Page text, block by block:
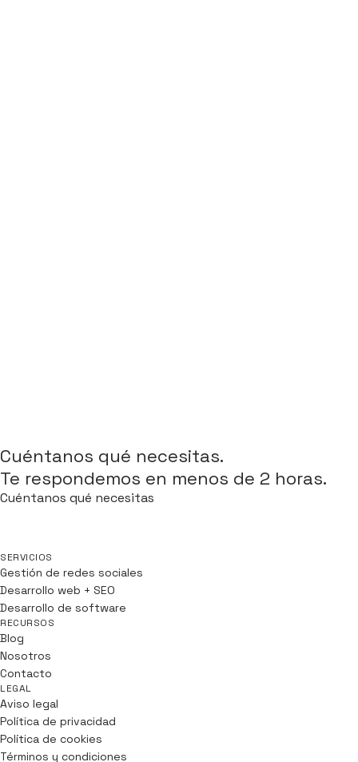
Cuéntanos qué necesitas.
Te respondemos en menos de 2 horas.
Cuéntanos qué necesitas
SERVICIOS
Gestión de redes sociales
Desarrollo web + SEO
Desarrollo de software
RECURSOS
Blog
Nosotros
Contacto
LEGAL
Aviso legal
Política de privacidad
Política de cookies
Términos y condiciones